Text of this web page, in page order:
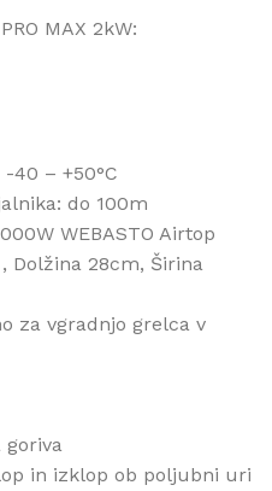
MAX 2kW:
40 – +50°C
do 100m
WEBASTO Airtop
Dolžina 28cm, Širina
za vgradnjo grelca v
goriva
in izklop ob poljubni uri